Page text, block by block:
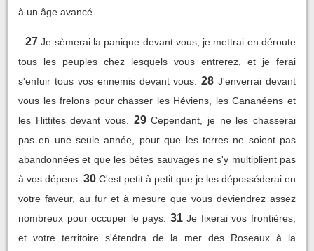
à un âge avancé.
27 Je sèmerai la panique devant vous, je mettrai en déroute
tous les peuples chez lesquels vous entrerez, et je ferai
s'enfuir tous vos ennemis devant vous.
28 J'enverrai devant
vous les frelons pour chasser les Héviens, les Cananéens et
les Hittites devant vous.
29 Cependant, je ne les chasserai
pas en une seule année, pour que les terres ne soient pas
abandonnées et que les bêtes sauvages ne s'y multiplient pas
à vos dépens. 30 C'est petit à petit que je les déposséderai en
votre faveur, au fur et à mesure que vous deviendrez assez
nombreux pour occuper le pays.
31 Je fixerai vos frontières,
et votre territoire s'étendra de la mer des Roseaux à la